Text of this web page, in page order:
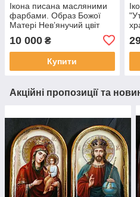
Ікона писана масляними
фарбами. Образ Божої
Матері Нев’янучий цвіт
10 000 ₴
Купити
Акційні пропозиції та